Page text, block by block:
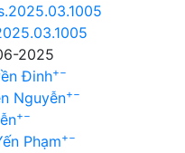
2025
Đinh+−
Nguyễn+−
+−
Phạm+−